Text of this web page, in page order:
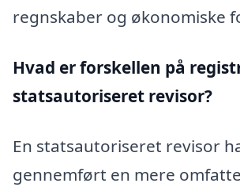
regnskaber og økonomiske
Hvad er forskellen på
statsautoriseret revisor?
En statsautoriseret revisor
gennemført en mere